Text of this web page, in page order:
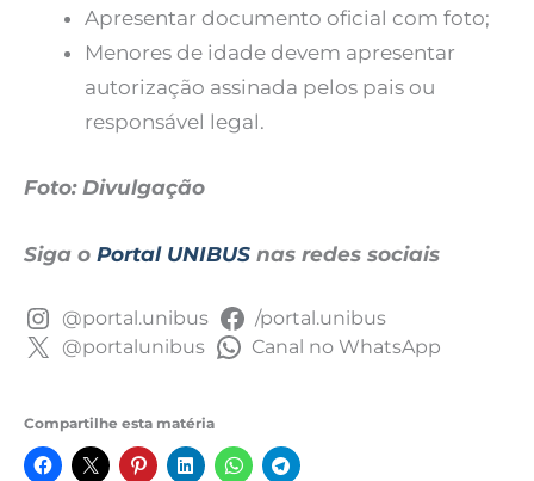
Apresentar documento oficial com foto;
Menores de idade devem apresentar
autorização assinada pelos pais ou
responsável legal.
Foto: Divulgação
Siga o Portal UNIBUS nas redes sociais
@portal.unibus
/portal.unibus
@portalunibus
Canal no WhatsApp
Compartilhe esta matéria